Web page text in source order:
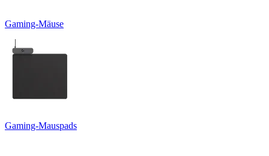
Gaming-Mäuse
Gaming-Mauspads